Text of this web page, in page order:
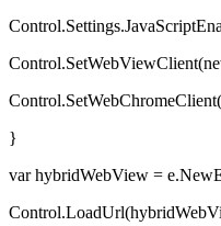
}
var hybridWebView =